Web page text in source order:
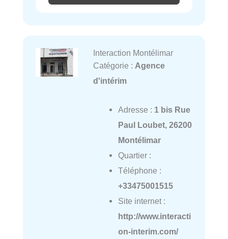
Interaction Montélimar
Catégorie : Agence
d'intérim
Adresse : 1 bis Rue
Paul Loubet, 26200
Montélimar
Quartier :
Téléphone :
+33475001515
Site internet :
http://www.interacti
on-interim.com/